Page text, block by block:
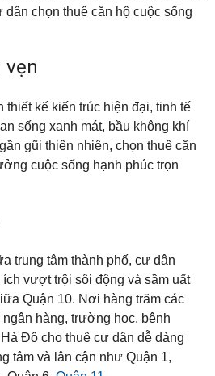
chọn thuê căn hộ cuộc sống
vẹn
thiết kế kiến trúc hiện đại, tinh tế
sống xanh mát, bầu không khí
gũi thiên nhiên, chọn thuê căn
cuộc sống hạnh phúc trọn
trung tâm thành phố, cư dân
vượt trội sôi động và sầm uất
Quận 10. Nơi hàng trăm các
hàng, trường học, bệnh
Đô cho thuê cư dân dễ dàng
tâm và lân cận như Quận 1,